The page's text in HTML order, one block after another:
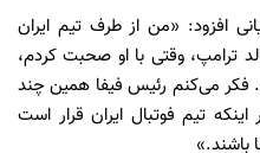
افزود: «من از طرف تیم ایران
ترامپ، وقتی با او صحبت کردم،
فکر می‌کنم رئیس فیفا همین چند
تیم فوتبال ایران قرار است
باشند.»